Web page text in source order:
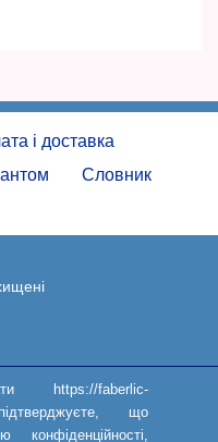
і доставка
Словник
https://faberlic-
що